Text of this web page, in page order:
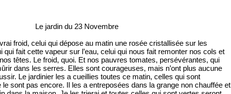
Le jardin du 23 Novembre
froid, celui qui dépose au matin une rosée cristallisée sur les
qui fait cette vapeur sur l’eau, celui qui nous fait remonter nos cols et
têtes. Le froid, quoi. Et nos pauvres tomates, persévérantes, qui
dans les serres. Elles sont courageuses, mais n’ont plus aucune
Le jardinier les a cueillies toutes ce matin, celles qui sont
sont pas encore. Il les a entreposées dans la grange non chauffée et